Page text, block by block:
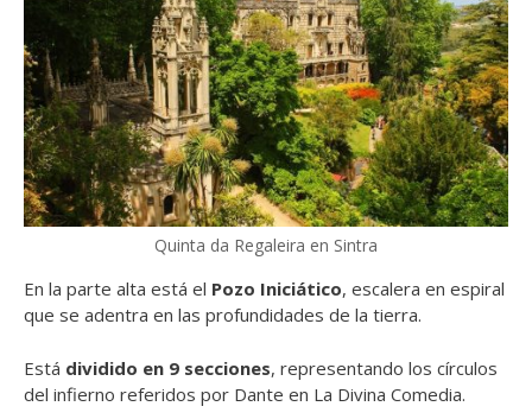
Quinta da Regaleira en Sintra
En la parte alta está el Pozo Iniciático, escalera en espiral
que se adentra en las profundidades de la tierra.
Está dividido en 9 secciones, representando los círculos
del infierno referidos por Dante en La Divina Comedia.